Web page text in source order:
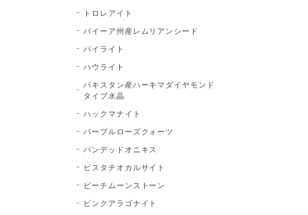
トロレアイト
バイーア州産レムリアンシード
パイライト
ハウライト
パキスタン産ハーキマダイヤモンド
タイプ水晶
ハックマナイト
パープルローズクォーツ
バンデッドオニキス
ピスタチオカルサイト
ピーチムーンストーン
ピンクアラゴナイト